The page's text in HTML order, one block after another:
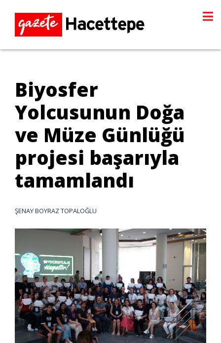
Biyosfer
Yolcusunun Doğa
ve Müze Günlüğü
projesi başarıyla
tamamlandı
ŞENAY BOYRAZ TOPALOĞLU